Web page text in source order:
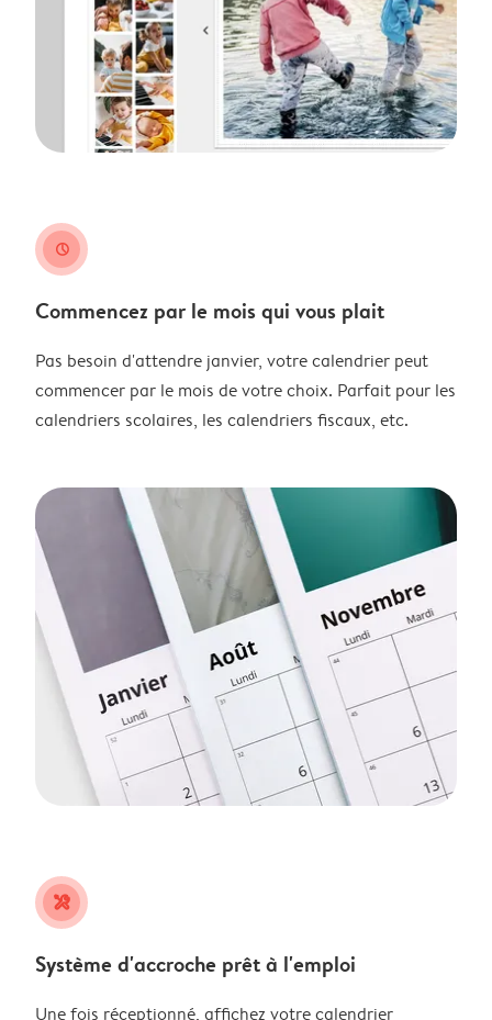
clock
Commencez par le mois qui vous plait
Pas besoin d'attendre janvier, votre calendrier peut
commencer par le mois de votre choix. Parfait pour les
calendriers scolaires, les calendriers fiscaux, etc.
tools
Système d'accroche prêt à l'emploi
Une fois réceptionné, affichez votre calendrier